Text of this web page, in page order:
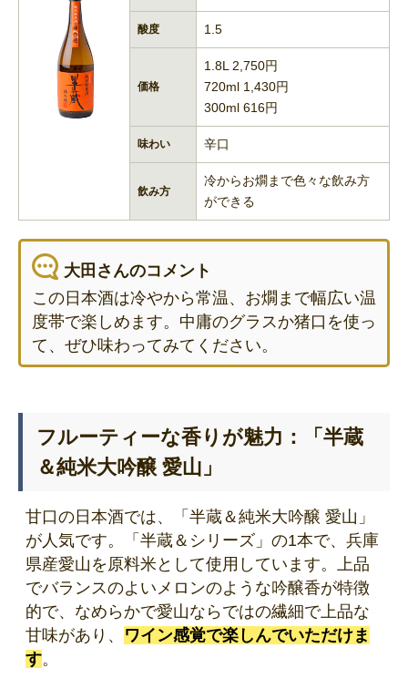
酸度 1.5
価格
1.8L 2,750円
720ml 1,430円
300ml 616円
味わい 辛口
飲み方
冷からお燗まで色々な飲み方
ができる
大田さんのコメント
この日本酒は冷やから常温、お燗まで幅広い温
度帯で楽しめます。中庸のグラスか猪口を使っ
て、ぜひ味わってみてください。
フルーティーな香りが魅力：「半蔵
＆純米大吟醸 愛山」
甘口の日本酒では、「半蔵＆純米大吟醸 愛山」
が人気です。「半蔵＆シリーズ」の1本で、兵庫
県産愛山を原料米として使用しています。上品
でバランスのよいメロンのような吟醸香が特徴
的で、なめらかで愛山ならではの繊細で上品な
甘味があり、 ワイン感覚で楽しんでいただけま
す。